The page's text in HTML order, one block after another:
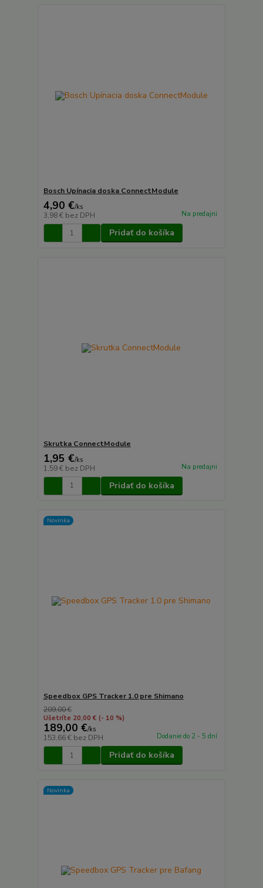
Bosch Upínacia doska ConnectModule
4,90 €/ks
3,98 € bez DPH Na predajni
Pridať do košíka
Skrutka ConnectModule
1,95 €/ks
1,59 € bez DPH Na predajni
Pridať do košíka
Novinka
Speedbox GPS Tracker 1.0 pre Shimano
209,00 €
Ušetríte 20,00 € (- 10 %)
189,00 €/ks
153,66 € bez DPH Dodanie do 2 - 5 dní
Pridať do košíka
Novinka